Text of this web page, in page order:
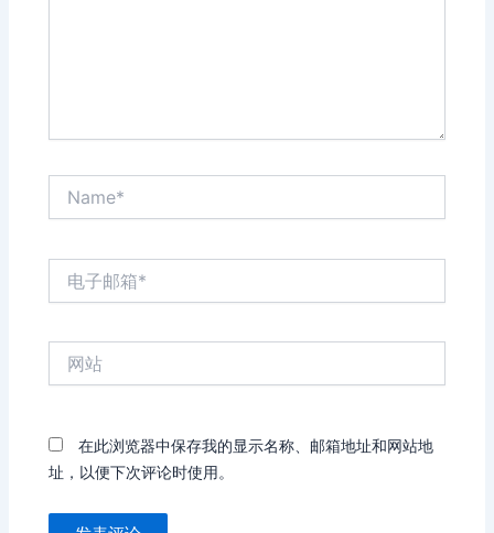
在此浏览器中保存我的显示名称、邮箱地址和网站地
址，以便下次评论时使用。